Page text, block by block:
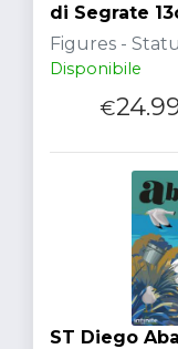
di Segrate
Figures -
Disponibile
€
ST Diego